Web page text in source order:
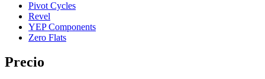
Pivot Cycles
Revel
YEP Components
Zero Flats
Precio